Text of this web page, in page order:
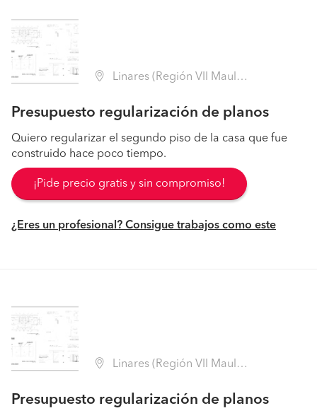
Linares (Región VII Maule - Linares)
Presupuesto regularización de planos
Quiero regularizar el segundo piso de la casa que fue
construido hace poco tiempo.
¡Pide precio gratis y sin compromiso!
¿Eres un profesional? Consigue trabajos como este
Linares (Región VII Maule - Linares)
Presupuesto regularización de planos